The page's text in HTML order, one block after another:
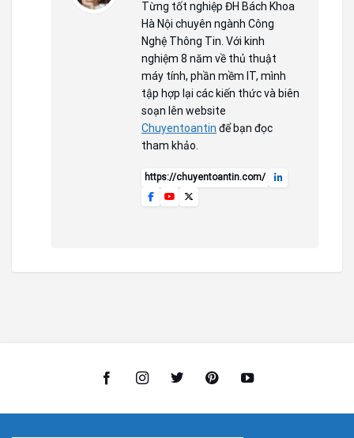
Từng tốt nghiệp ĐH Bách Khoa
Hà Nội chuyên ngành Công
Nghệ Thông Tin. Với kinh
nghiệm 8 năm về thủ thuật
máy tính, phần mềm IT, mình
tập hợp lại các kiến thức và biên
soạn lên website
Chuyentoantin để bạn đọc
tham khảo.
https://chuyentoantin.com/